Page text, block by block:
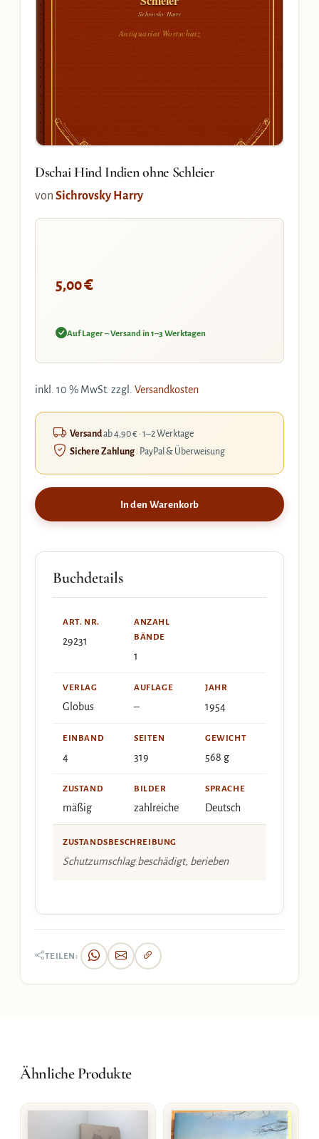
Sichrovsky Harry
Antiquariat Wortschatz
Dschai Hind Indien ohne Schleier
von Sichrovsky Harry
5,00€
Auf Lager – Versand in 1–3 Werktagen
inkl. 10 % MwSt. zzgl. Versandkosten
Versandab 4,90 € · 1–2 Werktage
Sichere Zahlung· PayPal & Überweisung
In den Warenkorb
Buchdetails
ART. NR.
29231
ANZAHL
BÄNDE
1
VERLAG
Globus
AUFLAGE
–
JAHR
1954
EINBAND
4
SEITEN
319
GEWICHT
568 g
ZUSTAND
mäßig
BILDER
zahlreiche
SPRACHE
Deutsch
ZUSTANDSBESCHREIBUNG
Schutzumschlag beschädigt, berieben
TEILEN:
Ähnliche Produkte